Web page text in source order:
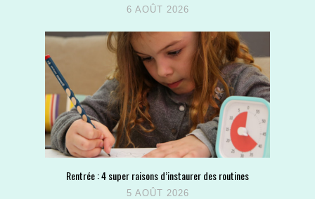
6 AOÛT 2026
Rentrée : 4 super raisons d’instaurer des routines
5 AOÛT 2026